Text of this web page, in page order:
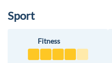
Sport
Fitness